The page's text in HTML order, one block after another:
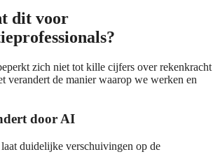
dit voor
zich niet tot kille cijfers over rekenkracht
verandert de manier waarop we werken en
door AI
duidelijke verschuivingen op de